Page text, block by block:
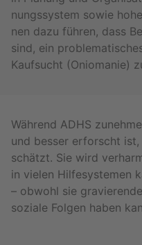
nungs­sys­tem sowie
nen dazu füh­ren, dass
sind, ein
Kauf­sucht (Onio­ma­nie)
Wäh­rend ADHS
und bes­ser er­forscht
schätzt. Sie wird
in vie­len Hil­fe­sys­te­men
– ob­wohl sie
so­zia­le Fol­gen haben